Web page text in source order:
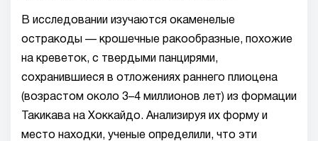
В исследовании изучаются окаменелые
остракоды — крошечные ракообразные, похожие
на креветок, с твердыми панцирями,
сохранившиеся в отложениях раннего плиоцена
(возрастом около 3–4 миллионов лет) из формации
Такикава на Хоккайдо. Анализируя их форму и
место находки, ученые определили, что эти